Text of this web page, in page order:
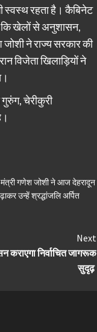
स्वस्थ रहता है। कैबिनेट
कि खेलों से अनुशासन,
ने राज्य सरकार की
विजेता खिलाड़ियों ने
चेरीकुरी
गणेश जोशी ने आज देहरादून
उन्हें श्रद्धांजलि अर्पित
Next
कराएगा निर्वाचित जागरूक
सुदृढ़